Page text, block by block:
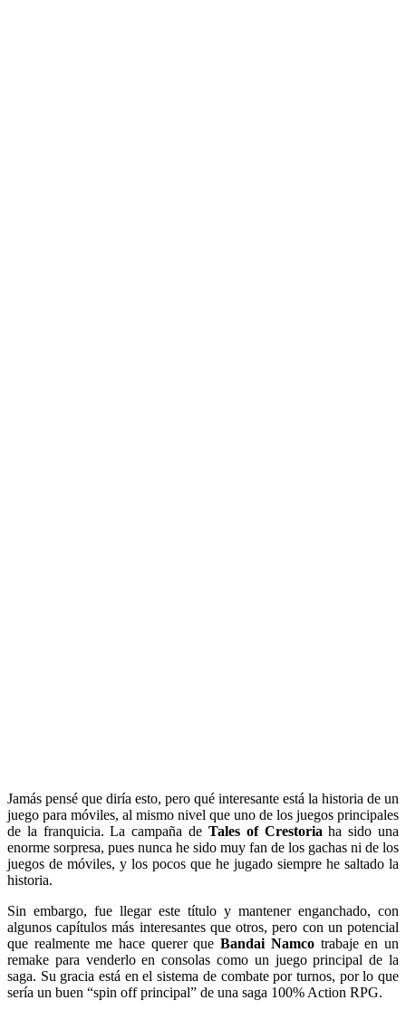
Jamás pensé que diría esto, pero qué interesante está la historia de un
juego para móviles, al mismo nivel que uno de los juegos principales
de la franquicia. La campaña de Tales of Crestoria ha sido una
enorme sorpresa, pues nunca he sido muy fan de los gachas ni de los
juegos de móviles, y los pocos que he jugado siempre he saltado la
historia.
Sin embargo, fue llegar este título y mantener enganchado, con
algunos capítulos más interesantes que otros, pero con un potencial
que realmente me hace querer que Bandai Namco trabaje en un
remake para venderlo en consolas como un juego principal de la
saga. Su gracia está en el sistema de combate por turnos, por lo que
sería un buen “spin off principal” de una saga 100% Action RPG.